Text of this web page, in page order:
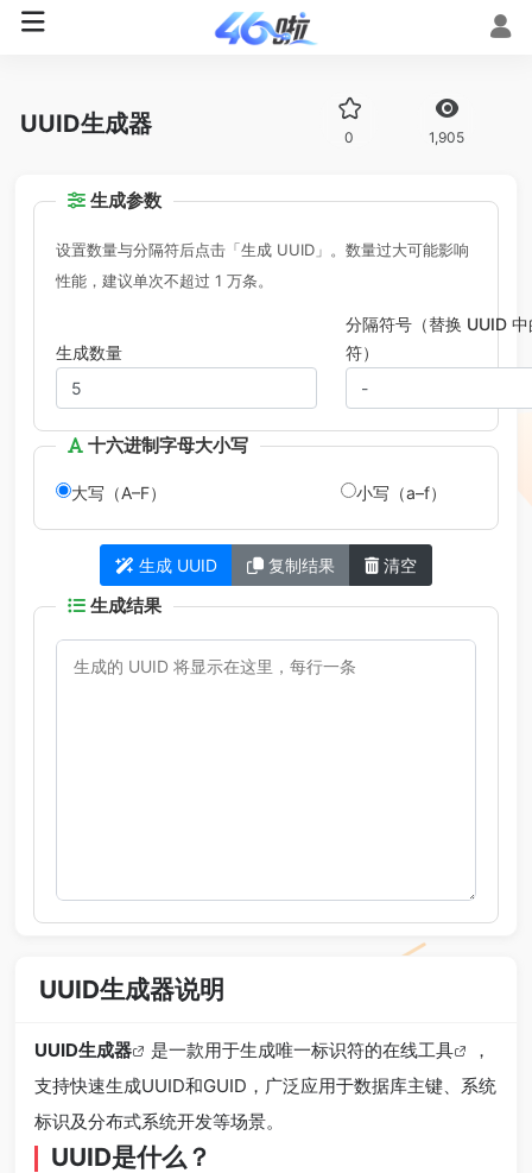
UUID生成器 0 1,905
生成参数
设置数量与分隔符后点击「生成 UUID」。数量过大可能影响
性能，建议单次不超过 1 万条。
生成数量
分隔符号（替换 UUID
符）
十六进制字母大小写
大写（A–F） 小写（a–f）
生成 UUID 复制结果 清空
生成结果
UUID生成器说明
UUID生成器 是一款用于生成唯一标识符的在线工具
，
支持快速生成UUID和GUID，广泛应用于数据库主键、系统
标识及分布式系统开发等场景。
UUID是什么？